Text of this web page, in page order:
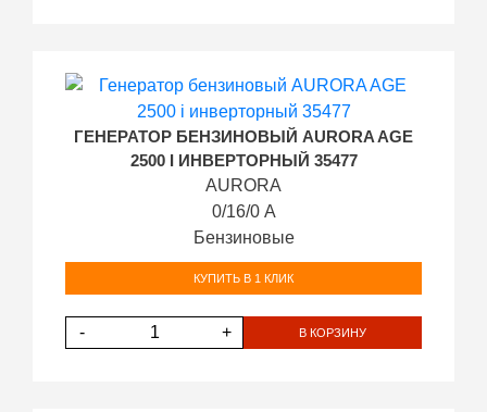
ГЕНЕРАТОР БЕНЗИНОВЫЙ AURORA AGE
2500 I ИНВЕРТОРНЫЙ 35477
AURORA
0/16/0 А
Бензиновые
КУПИТЬ В 1 КЛИК
- + В КОРЗИНУ